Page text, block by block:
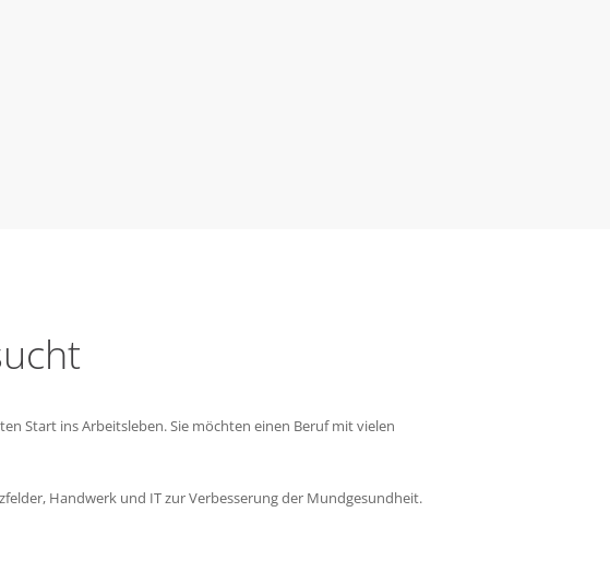
Start ins Arbeitsleben. Sie möchten einen Beruf mit vielen
Handwerk und IT zur Verbesserung der Mundgesundheit.